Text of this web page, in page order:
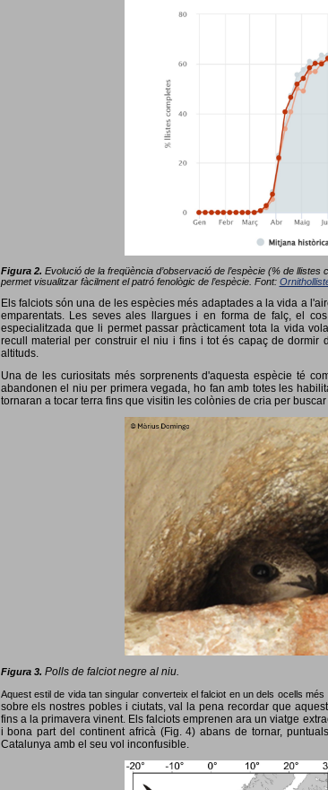
Figura 2. Evolució de la freqüència d’observació de l’espècie (% de llistes
permet visualitzar fàcilment el patró fenològic de l’espècie. Font:
Els falciots són una de les espècies més adaptades a la vida a
emparentats. Les seves ales llargues i en forma de falç, el
especialitzada que li permet passar pràcticament tota la vida
recull material per construir el niu i fins i tot és capaç de dormir
altituds.
Una de les curiositats més sorprenents d'aquesta espècie té
abandonen el niu per primera vegada, ho fan amb totes les
tornaran a tocar terra fins que visitin les colònies de cria per
Figura 3. Polls de falciot negre al niu.
Aquest estil de vida tan singular converteix el falciot en un dels ocells
sobre els nostres pobles i ciutats, val la pena recordar que
fins a la primavera vinent. Els falciots emprenen ara un viatge
i bona part del continent africà (Fig. 4) abans de tornar,
Catalunya amb el seu vol inconfusible.